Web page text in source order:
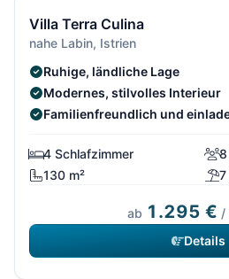
Villa Terra Culina
nahe Labin, Istrien
Ruhige, ländliche Lage
Modernes, stilvolles Interieur
Familienfreundlich und
4 Schlafzimmer
8
130 m²
7
ab 1.295 € /
Details